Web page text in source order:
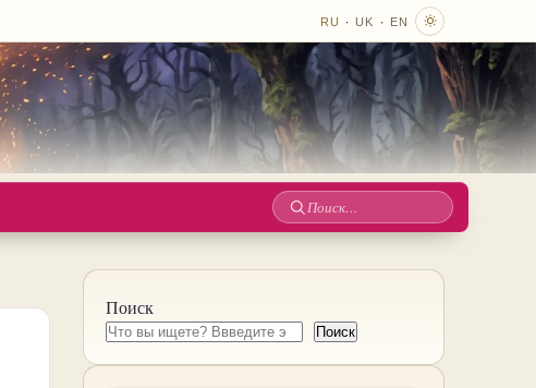
RU · UK · EN
Поиск
Поиск
Поиск